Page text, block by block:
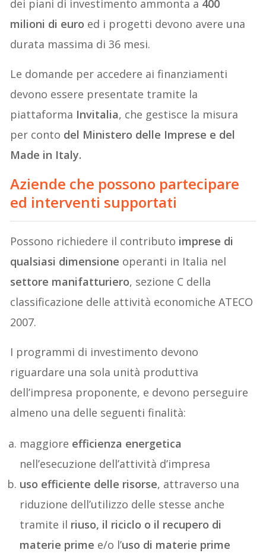
dei piani di investimento ammonta a 400
milioni di euro ed i progetti devono avere una
durata massima di 36 mesi.
Le domande per accedere ai finanziamenti
devono essere presentate tramite la
piattaforma Invitalia, che gestisce la misura
per conto del Ministero delle Imprese e del
Made in Italy.
Aziende che possono partecipare
ed interventi supportati
Possono richiedere il contributo imprese di
qualsiasi dimensione operanti in Italia nel
settore manifatturiero, sezione C della
classificazione delle attività economiche ATECO
2007.
I programmi di investimento devono
riguardare una sola unità produttiva
dell’impresa proponente, e devono perseguire
almeno una delle seguenti finalità:
maggiore efficienza energetica
nell’esecuzione dell’attività d’impresa
uso efficiente delle risorse, attraverso una
riduzione dell’utilizzo delle stesse anche
tramite il riuso, il riciclo o il recupero di
materie prime e/o l’uso di materie prime